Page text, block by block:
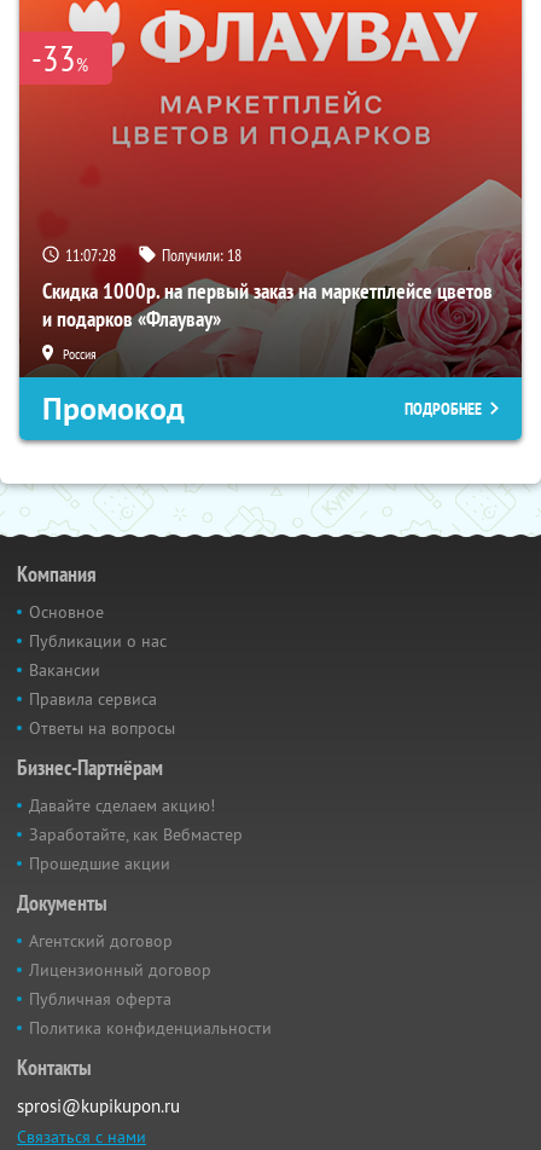
-33%
11:07:27 Получили: 18
Скидка 1000р. на первый заказ на маркетплейсе цветов
и подарков «Флаувау»
Россия
Промокод ПОДРОБНЕЕ
Компания
Основное
Публикации о нас
Вакансии
Правила сервиса
Ответы на вопросы
Бизнес-Партнёрам
Давайте сделаем акцию!
Заработайте, как Вебмастер
Прошедшие акции
Документы
Агентский договор
Лицензионный договор
Публичная оферта
Политика конфиденциальности
Контакты
sprosi@kupikupon.ru
Связаться с нами